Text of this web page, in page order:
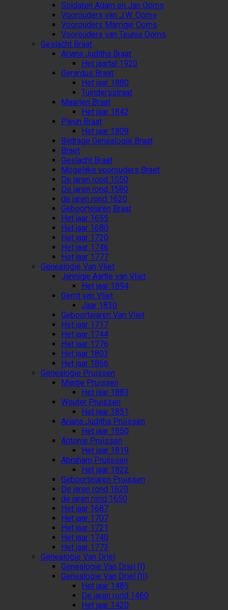
Soldaten Adam en Jan Ooms
Voorouders van J.W. Ooms
Voorouders Marrigje Ooms
Voorouders van Teunis Ooms
Geslacht Braat
Ariana Juditha Braat
Het jaartal 1920
Gerardus Braat
Het jaar 1880
Tuindersstraat
Maarten Braat
Het jaar 1842
Pleun Braat
Het jaar 1809
Bijdrage Genealogie Braat
Braet
Geslacht Braat
Mogelijke voorouders Braet
De jaren rond 1550
De jaren rond 1580
de jaren rond 1620
Geboortejaren Braat
Het jaar 1655
Het jaar 1680
Het jaar 1720
Het jaar 1746
Het jaar 1777
Genealogie Van Vliet
Jannigje Aartje van Vliet
Het jaar 1894
Gerrit van Vliet
Jaar 1830
Geboortejaren Van Vliet
Het jaar 1717
Het jaar 1744
Het jaar 1776
Het jaar 1803
Het jaar 1866
Genealogie Pruissen
Mijntje Pruissen
Het jaar 1883
Wouter Pruissen
Het jaar 1851
Ariana Juditha Pruissen
Het jaar 1850
Antonie Pruissen
Het jaar 1819
Abraham Pruijssen
Het jaar 1822
Geboortejaren Pruissen
De jaren rond 1620
de jaren rond 1650
Het jaar 1687
Het jaar 1707
Het jaar 1721
Het jaar 1740
Het jaar 1773
Genealogie Van Driel
Genealogie Van Driel (I)
Genealogie Van Driel (II)
Het jaar 1485
De jaren rond 1460
Het jaar 1420